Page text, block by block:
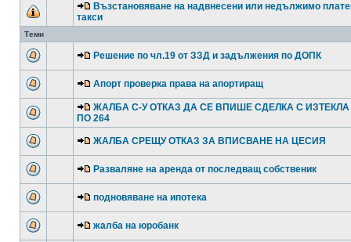
Възстановяване на надвнесени или недължимо
такси
Теми
Решение по чл.19 от ЗЗД и задължения по ДОПК
Апорт проверка права на апортиращ
ЖАЛБА С-У ОТКАЗ ДА СЕ ВПИШЕ СДЕЛКА С
ПО 264
ЖАЛБА СРЕЩУ ОТКАЗ ЗА ВПИСВАНЕ НА ЦЕСИЯ
Разваляне на аренда от последващ собственик
подновяване на ипотека
жалба на юробанк